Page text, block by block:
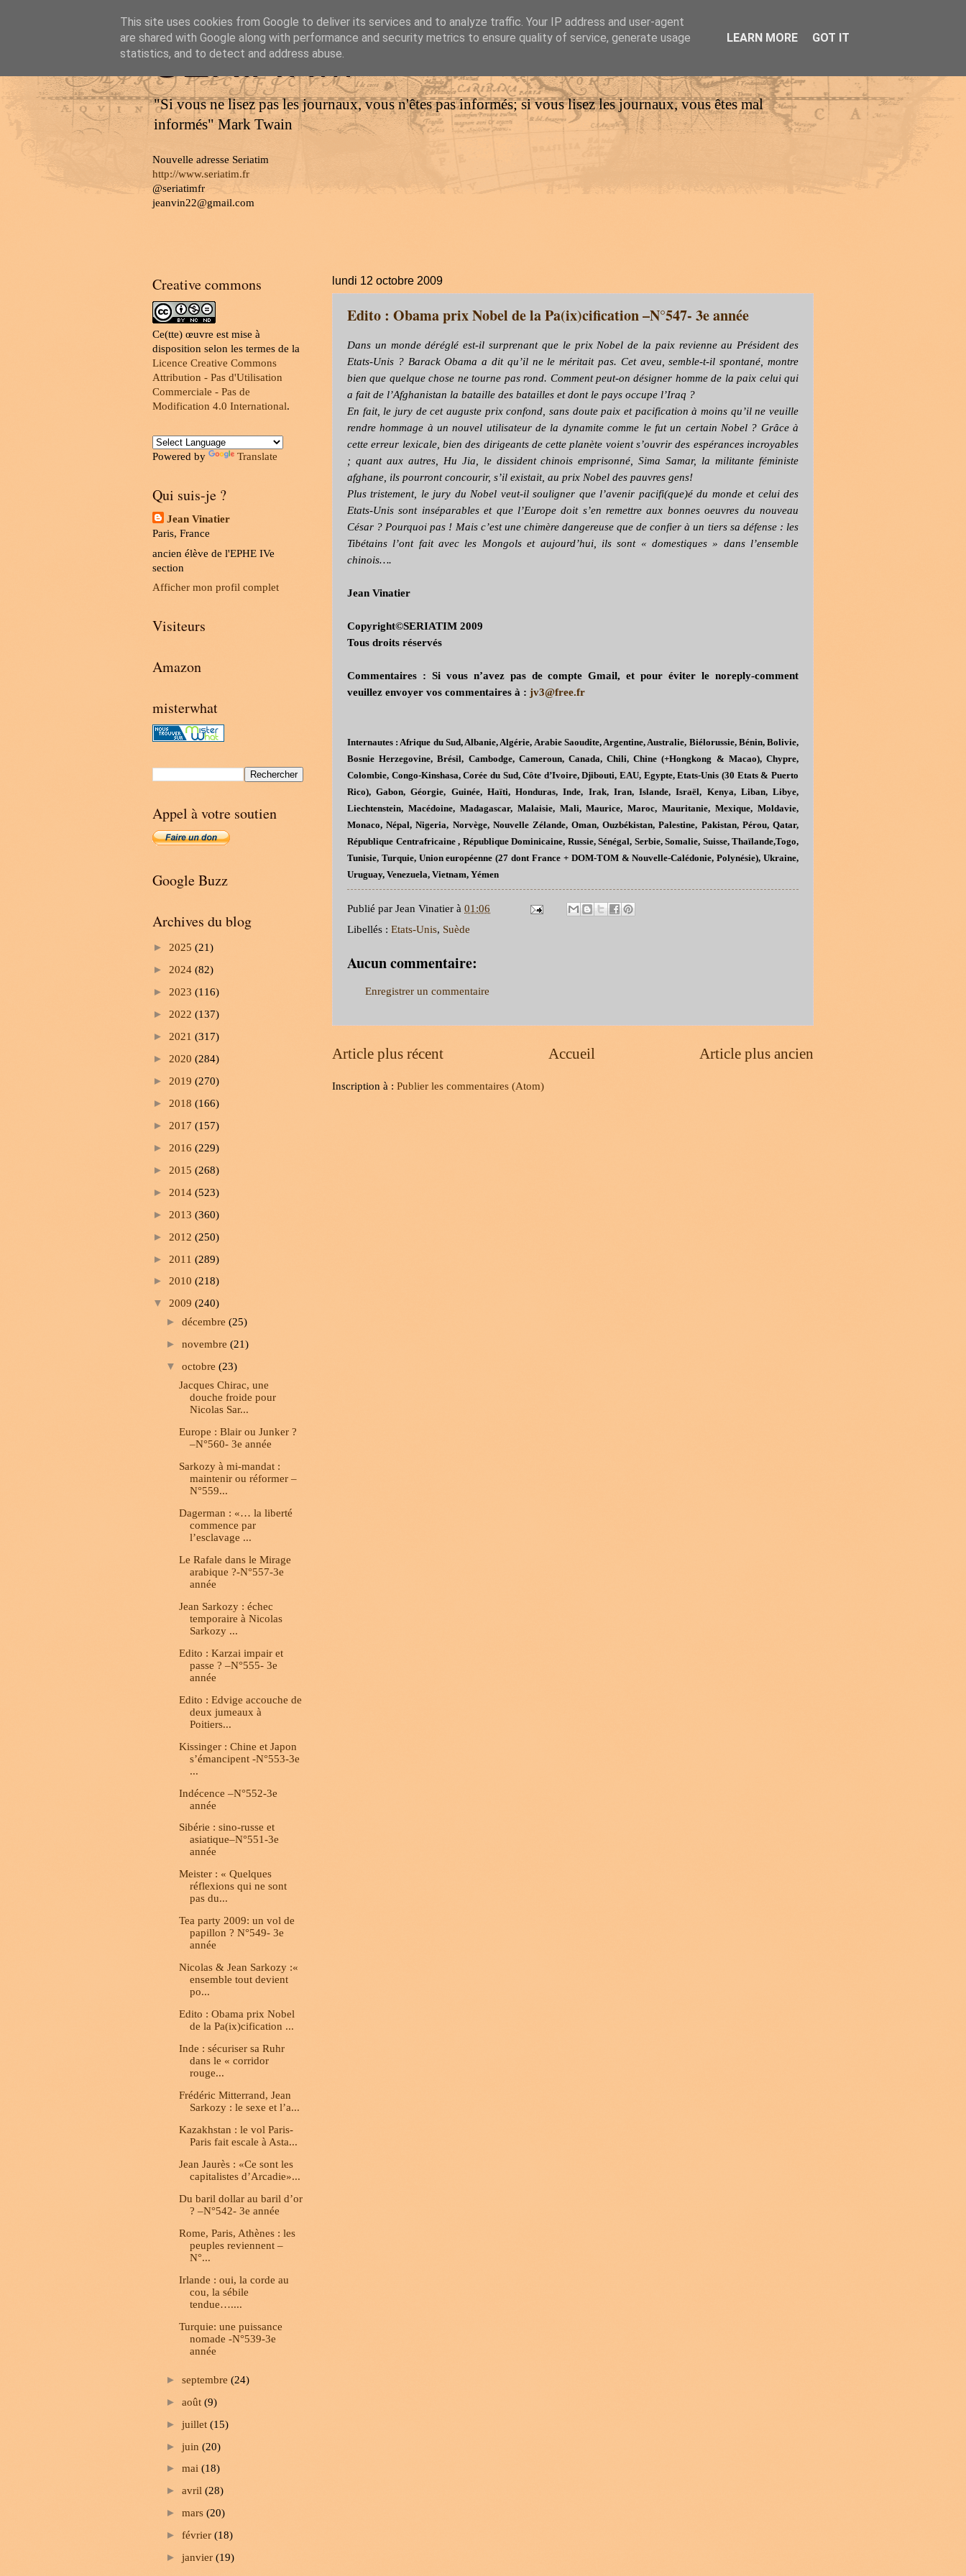
SERIATIM
"Si vous ne lisez pas les journaux, vous n'êtes pas informés; si vous lisez les journaux, vous êtes mal
informés" Mark Twain
Nouvelle adresse Seriatim
http://www.seriatim.fr
@seriatimfr
jeanvin22@gmail.com
lundi 12 octobre 2009
Edito : Obama prix Nobel de la Pa(ix)cification –N°547- 3e année
Dans un monde déréglé est-il surprenant que le prix Nobel de la paix revienne au Président des
Etats-Unis ? Barack Obama a dit qu’il ne le méritait pas. Cet aveu, semble-t-il spontané, montre
bien que quelque chose ne tourne pas rond. Comment peut-on désigner homme de la paix celui qui
a fait de l’Afghanistan la bataille des batailles et dont le pays occupe l’Iraq ?
En fait, le jury de cet auguste prix confond, sans doute paix et pacification à moins qu’il ne veuille
rendre hommage à un nouvel utilisateur de la dynamite comme le fut un certain Nobel ? Grâce à
cette erreur lexicale, bien des dirigeants de cette planète voient s’ouvrir des espérances incroyables
; quant aux autres, Hu Jia, le dissident chinois emprisonné, Sima Samar, la militante féministe
afghane, ils pourront concourir, s’il existait, au prix Nobel des pauvres gens!
Plus tristement, le jury du Nobel veut-il souligner que l’avenir pacifi(que)é du monde et celui des
Etats-Unis sont inséparables et que l’Europe doit s’en remettre aux bonnes oeuvres du nouveau
César ? Pourquoi pas ! Mais c’est une chimère dangereuse que de confier à un tiers sa défense : les
Tibétains l’ont fait avec les Mongols et aujourd’hui, ils sont « domestiques » dans l’ensemble
chinois….
Jean Vinatier
Copyright©SERIATIM 2009
Tous droits réservés
Commentaires : Si vous n’avez pas de compte Gmail, et pour éviter le noreply-comment
veuillez envoyer vos commentaires à : jv3@free.fr
Internautes : Afrique du Sud, Albanie, Algérie, Arabie Saoudite, Argentine, Australie, Biélorussie, Bénin, Bolivie,
Bosnie Herzegovine, Brésil, Cambodge, Cameroun, Canada, Chili, Chine (+Hongkong & Macao), Chypre,
Colombie, Congo-Kinshasa, Corée du Sud, Côte d’Ivoire, Djibouti, EAU, Egypte, Etats-Unis (30 Etats & Puerto
Rico), Gabon, Géorgie, Guinée, Haïti, Honduras, Inde, Irak, Iran, Islande, Israël, Kenya, Liban, Libye,
Liechtenstein, Macédoine, Madagascar, Malaisie, Mali, Maurice, Maroc, Mauritanie, Mexique, Moldavie,
Monaco, Népal, Nigeria, Norvège, Nouvelle Zélande, Oman, Ouzbékistan, Palestine, Pakistan, Pérou, Qatar,
République Centrafricaine , République Dominicaine, Russie, Sénégal, Serbie, Somalie, Suisse, Thaïlande,Togo,
Tunisie, Turquie, Union européenne (27 dont France + DOM-TOM & Nouvelle-Calédonie, Polynésie), Ukraine,
Uruguay, Venezuela, Vietnam, Yémen
Publié par Jean Vinatier à 01:06
Libellés : Etats-Unis, Suède
Aucun commentaire:
Enregistrer un commentaire
Article plus récent Article plus ancien
Accueil
Inscription à : Publier les commentaires (Atom)
Creative commons
Ce(tte) œuvre est mise à
disposition selon les termes de la
Licence Creative Commons
Attribution - Pas d'Utilisation
Commerciale - Pas de
Modification 4.0 International.
Powered by Translate
Qui suis-je ?
Jean Vinatier
Paris, France
ancien élève de l'EPHE IVe
section
Afficher mon profil complet
Visiteurs
Amazon
misterwhat
Appel à votre soutien
Google Buzz
Archives du blog
► 2025 (21)
► 2024 (82)
► 2023 (116)
► 2022 (137)
► 2021 (317)
► 2020 (284)
► 2019 (270)
► 2018 (166)
► 2017 (157)
► 2016 (229)
► 2015 (268)
► 2014 (523)
► 2013 (360)
► 2012 (250)
► 2011 (289)
► 2010 (218)
▼ 2009 (240)
► décembre (25)
► novembre (21)
▼ octobre (23)
Jacques Chirac, une
douche froide pour
Nicolas Sar...
Europe : Blair ou Junker ?
–N°560- 3e année
Sarkozy à mi-mandat :
maintenir ou réformer –
N°559...
Dagerman : «… la liberté
commence par
l’esclavage ...
Le Rafale dans le Mirage
arabique ?-N°557-3e
année
Jean Sarkozy : échec
temporaire à Nicolas
Sarkozy ...
Edito : Karzai impair et
passe ? –N°555- 3e
année
Edito : Edvige accouche de
deux jumeaux à
Poitiers...
Kissinger : Chine et Japon
s’émancipent -N°553-3e
...
Indécence –N°552-3e
année
Sibérie : sino-russe et
asiatique–N°551-3e
année
Meister : « Quelques
réflexions qui ne sont
pas du...
Tea party 2009: un vol de
papillon ? N°549- 3e
année
Nicolas & Jean Sarkozy :«
ensemble tout devient
po...
Edito : Obama prix Nobel
de la Pa(ix)cification ...
Inde : sécuriser sa Ruhr
dans le « corridor
rouge...
Frédéric Mitterrand, Jean
Sarkozy : le sexe et l’a...
Kazakhstan : le vol Paris-
Paris fait escale à Asta...
Jean Jaurès : «Ce sont les
capitalistes d’Arcadie»...
Du baril dollar au baril d’or
? –N°542- 3e année
Rome, Paris, Athènes : les
peuples reviennent –
N°...
Irlande : oui, la corde au
cou, la sébile
tendue…....
Turquie: une puissance
nomade -N°539-3e
année
► septembre (24)
► août (9)
► juillet (15)
► juin (20)
► mai (18)
► avril (28)
► mars (20)
► février (18)
► janvier (19)
This site uses cookies from Google to deliver its services and to analyze traffic. Your IP address and user-agent
are shared with Google along with performance and security metrics to ensure quality of service, generate usage
statistics, and to detect and address abuse.
LEARN MORE GOT IT